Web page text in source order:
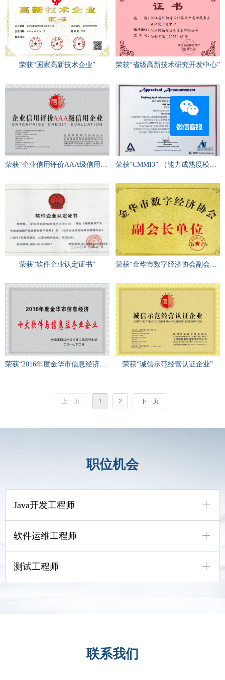
荣获“国家高新技术企业” 荣获“省级高新技术研究开发中心”
荣获“企业信用评价AAA级信用企业” 荣获“CMMI3” （能力成熟度模型集成3级）
荣获“软件企业认定证书” 荣获“金华市数字经济协会副会长单位”
荣获“2016年度金华市信息经济十大软件与信息服务业企业” 荣获“诚信示范经营认证企业”
上一页 1 2 下一页
职位机会
Java开发工程师 ꄶ
软件运维工程师 ꄶ
测试工程师 ꄶ
联系我们